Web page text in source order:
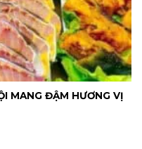
MANG ĐẬM HƯƠNG VỊ